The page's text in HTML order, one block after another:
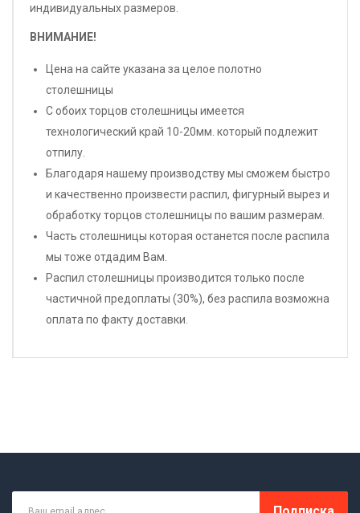
индивидуальных размеров.
ВНИМАНИЕ!
Цена на сайте указана за целое полотно
столешницы
С обоих торцов столешницы имеется
технологический край 10-20мм. который подлежит
отпилу.
Благодаря нашему производству мы сможем быстро
и качественно произвести распил, фигурный вырез и
обработку торцов столешницы по вашим размерам.
Часть столешницы которая останется после распила
мы тоже отдадим Вам.
Распил столешницы производится только после
частичной предоплаты (30%), без распила возможна
оплата по факту доставки.